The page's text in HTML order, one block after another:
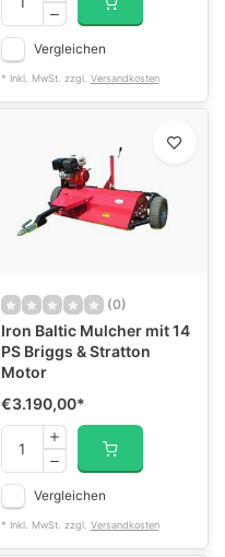
Vergleichen
* Inkl. MwSt. zzgl. Versandkosten
(0)
Iron Baltic Mulcher mit 14
PS Briggs & Stratton
Motor
€3.190,00*
Vergleichen
* Inkl. MwSt. zzgl. Versandkosten